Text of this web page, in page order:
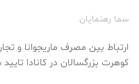
سما رهنمایان
ارتباط بین مصرف ماریجوانا و
کوهرت بزرگسالان در کانادا